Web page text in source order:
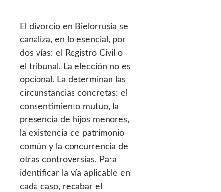
El divorcio en Bielorrusia se
canaliza, en lo esencial, por
dos vías: el Registro Civil o
el tribunal. La elección no es
opcional. La determinan las
circunstancias concretas: el
consentimiento mutuo, la
presencia de hijos menores,
la existencia de patrimonio
común y la concurrencia de
otras controversias. Para
identificar la vía aplicable en
cada caso, recabar el